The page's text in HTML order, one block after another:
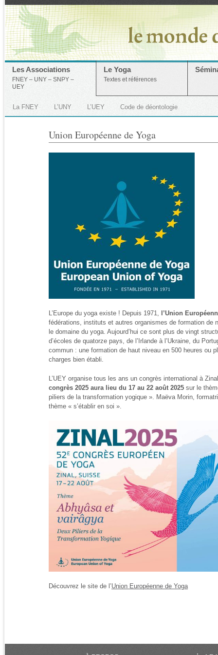
Les Associations
FNEY – UNY – SNPY –
UEY
La FNEY L’UNY L’UEY Code de déontologie
Le Yoga
Textes et références
Union Européenne de Yoga
L’Europe du yoga existe ! Depuis 1971,
l’Union
fédérations, instituts et autres organismes de formation de
le domaine du yoga. Aujourd’hui ce sont plus de vingt
d’écoles de quatorze pays, de l’Irlande à l’Ukraine, du
commun : une formation de haut niveau en 500 heures ou
charges bien établi.
L’UEY organise tous les ans un congrès international à
congrès 2025 aura lieu du 17 au 22 août 2025 sur le
piliers de la transformation yogique ». Maëva Morin,
thème « s’établir en soi ».
Découvrez le site de l’Union Européenne de Yoga